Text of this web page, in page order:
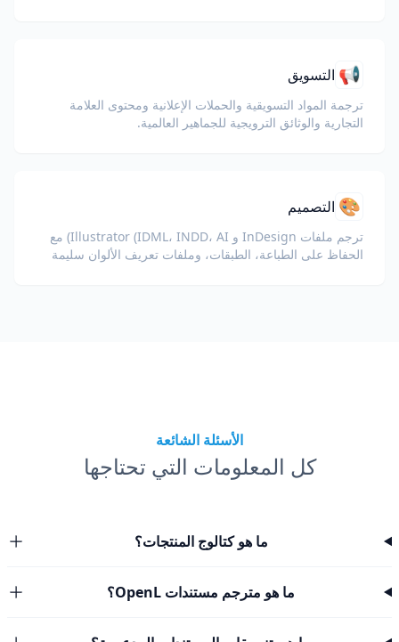
📢 التسويق
ترجمة المواد التسويقية والحملات الإعلانية ومحتوى العلامة
التجارية والوثائق الترويجية للجماهير العالمية.
🎨 التصميم
ترجم ملفات InDesign و Illustrator (IDML، INDD، AI) مع
الحفاظ على الطباعة، الطبقات، وملفات تعريف الألوان سليمة
الأسئلة الشائعة
كل المعلومات التي تحتاجها
ما هو كتالوج المنتجات؟
ما هو مترجم مستندات OpenL؟